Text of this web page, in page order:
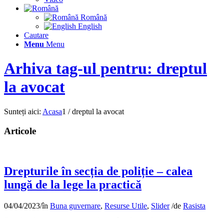
Română
English
Cautare
Menu Menu
Arhiva tag-ul pentru: dreptul
la avocat
Sunteți aici: Acasa1 / dreptul la avocat
Articole
Drepturile în secția de poliție – calea
lungă de la lege la practică
04/04/2023/în Buna guvernare, Resurse Utile, Slider /de Rasista